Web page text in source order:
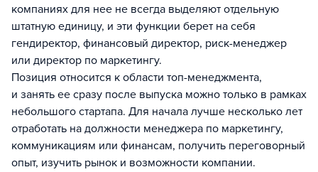
компаниях для нее не всегда выделяют отдельную
штатную единицу, и эти функции берет на себя
гендиректор, финансовый директор, риск-менеджер
или директор по маркетингу.
Позиция относится к области топ-менеджмента,
и занять ее сразу после выпуска можно только в рамках
небольшого стартапа. Для начала лучше несколько лет
отработать на должности менеджера по маркетингу,
коммуникациям или финансам, получить переговорный
опыт, изучить рынок и возможности компании.